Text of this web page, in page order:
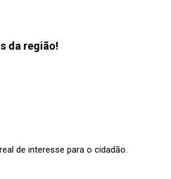
da região!
de interesse para o cidadão.